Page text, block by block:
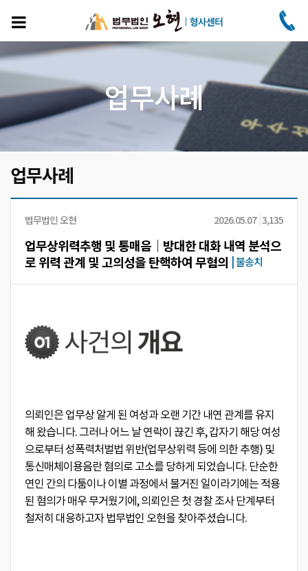
주
요
콘
텐
츠
건
뛰
업무사례
업무사례
법무법인 오현 2026.05.07 3,135
업무상위력추행 및 통매음│방대한 대화 내역 분석으
로 위력 관계 및 고의성을 탄핵하여 무혐의 불송치
의뢰인은 업무상 알게 된 여성과 오랜 기간 내연 관계를 유지
해 왔습니다. 그러나 어느 날 연락이 끊긴 후, 갑자기 해당 여성
으로부터 성폭력처벌법 위반(업무상위력 등에 의한 추행) 및
통신매체이용음란 혐의로 고소를 당하게 되었습니다. 단순한
연인 간의 다툼이나 이별 과정에서 불거진 일이라기에는 적용
된 혐의가 매우 무거웠기에, 의뢰인은 첫 경찰 조사 단계부터
철저히 대응하고자 법무법인 오현을 찾아주셨습니다.